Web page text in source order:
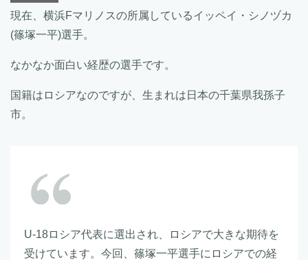
現在、横浜Fマリノスの所属しているイッペイ・シノヅカ
(篠塚一平)選手。
なかなか面白い経歴の選手です。
国籍はロシアなのですが、生まれは日本の千葉県我孫子
市。
U-18ロシア代表に選出され、ロシアで大きな期待を
受けています。今回、篠塚一平選手にロシアでの経